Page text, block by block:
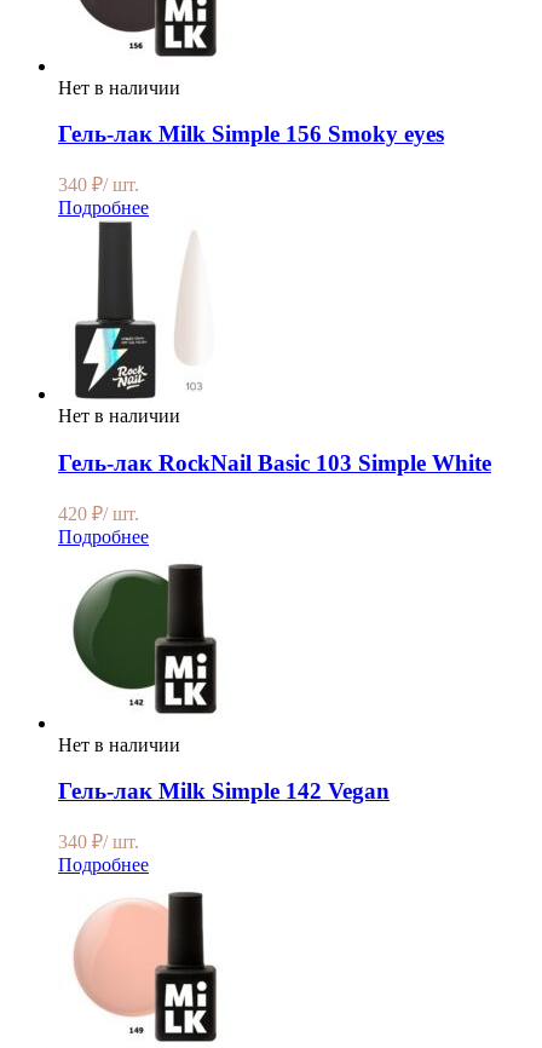
Нет в наличии
Гель-лак Milk Simple 156 Smoky eyes
340 ₽/ шт.
Подробнее
Нет в наличии
Гель-лак RockNail Basic 103 Simple White
420 ₽/ шт.
Подробнее
Нет в наличии
Гель-лак Milk Simple 142 Vegan
340 ₽/ шт.
Подробнее